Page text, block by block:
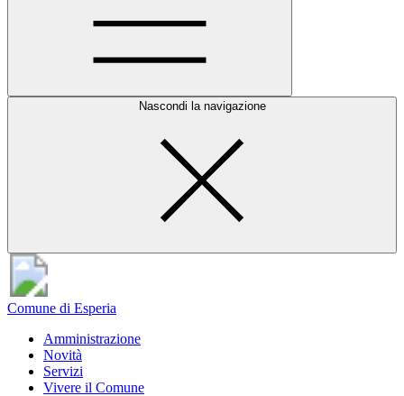
Nascondi la navigazione
Comune di Esperia
Amministrazione
Novità
Servizi
Vivere il Comune